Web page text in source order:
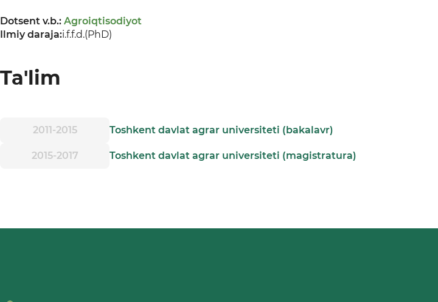
Dotsent v.b.: Agroiqtisodiyot
Ilmiy daraja:i.f.f.d.(PhD)
Ta'lim
2011-2015 Toshkent davlat agrar universiteti (bakalavr)
2015-2017 Toshkent davlat agrar universiteti (magistratura)